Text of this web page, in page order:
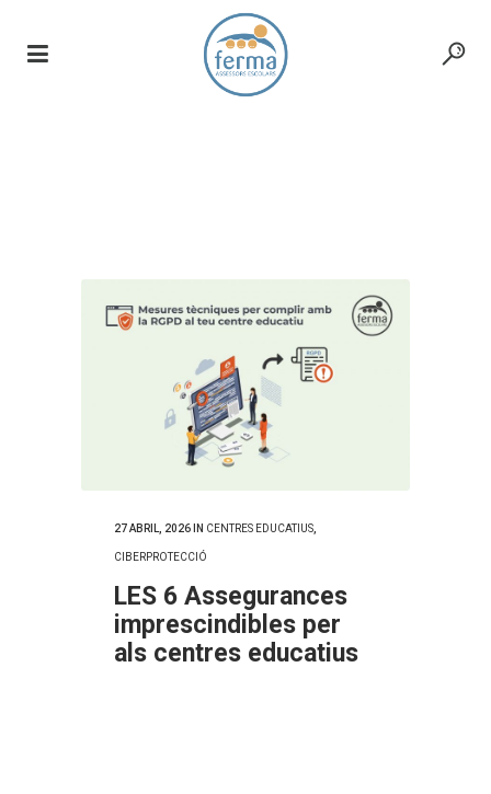
27 ABRIL, 2026 IN CENTRES EDUCATIUS
CIBERPROTECCIÓ
LES 6 Assegurances
imprescindibles per
als centres educatius